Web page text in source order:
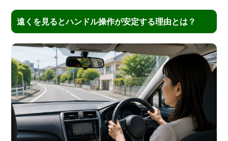
遠くを見るとハンドル操作が安定する理由とは？